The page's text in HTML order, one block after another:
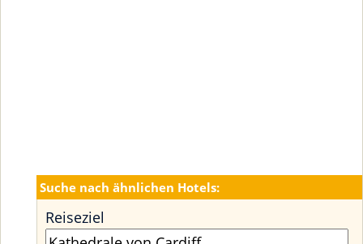
Suche nach ähnlichen Hotels:
Reiseziel